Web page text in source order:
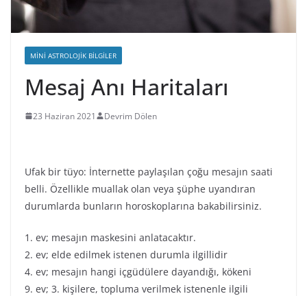
MINI ASTROLOJIK BILGILER
Mesaj Anı Haritaları
23 Haziran 2021 Devrim Dölen
Ufak bir tüyo: İnternette paylaşılan çoğu mesajın saati
belli. Özellikle muallak olan veya şüphe uyandıran
durumlarda bunların horoskoplarına bakabilirsiniz.
1. ev; mesajın maskesini anlatacaktır.
2. ev; elde edilmek istenen durumla ilgillidir
4. ev; mesajın hangi içgüdülere dayandığı, kökeni
9. ev; 3. kişilere, topluma verilmek istenenle ilgili